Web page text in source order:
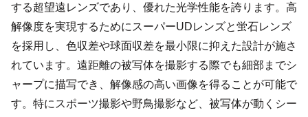
する超望遠レンズであり、優れた光学性能を誇ります。高
解像度を実現するためにスーパーUDレンズと蛍石レンズ
を採用し、色収差や球面収差を最小限に抑えた設計が施さ
れています。遠距離の被写体を撮影する際でも細部までシ
ャープに描写でき、解像感の高い画像を得ることが可能で
す。特にスポーツ撮影や野鳥撮影など、被写体が動くシー